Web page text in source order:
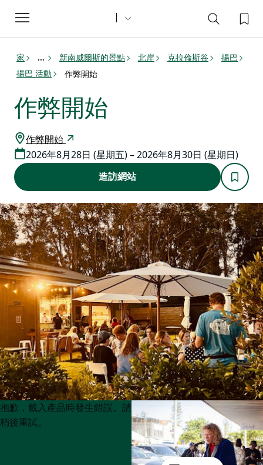
Toggle
navigation
家 ... 新南威爾斯的景點 北岸 克拉倫斯谷
揚巴
揚巴 活動
作弊開始
作弊開始
作弊開始
2026年8月28日 (星期五) – 2026年8月30日 (星期日)
造訪網站
Product
List
Product
List
抱歉，載入產品時發生錯誤。請
稍後重試。